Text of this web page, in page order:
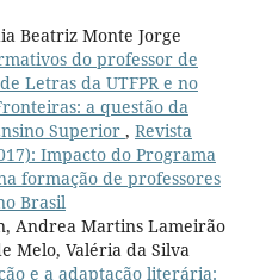
Beatriz Monte Jorge
do professor de
Letras da UTFPR e no
a questão da
Superior , Revista
Impacto do Programa
formação de professores
Brasil
Andrea Martins Lameirão
Melo, Valéria da Silva
e a adaptação literária: